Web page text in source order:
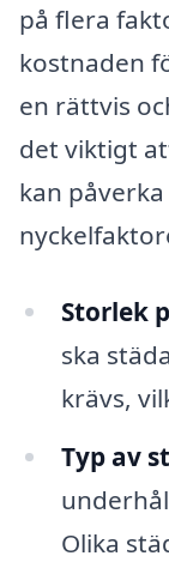
på flera
kostnaden
en rättvis
det viktigt
kan
Storlek
ska
krävs,
Typ av
Olika